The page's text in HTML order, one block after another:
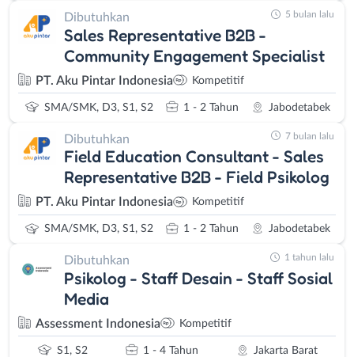
Dibutuhkan
Sales Representative B2B -
Community Engagement Specialist
PT. Aku Pintar Indonesia Kompetitif
SMA/SMK, D3, S1, S2 1 - 2 Tahun Jabodetabek
5 bulan lalu
Dibutuhkan
Field Education Consultant - Sales
Representative B2B - Field Psikolog
PT. Aku Pintar Indonesia Kompetitif
SMA/SMK, D3, S1, S2 1 - 2 Tahun Jabodetabek
7 bulan lalu
Dibutuhkan
Psikolog - Staff Desain - Staff Sosial
Media
Assessment Indonesia Kompetitif
S1, S2 1 - 4 Tahun Jakarta Barat
1 tahun lalu